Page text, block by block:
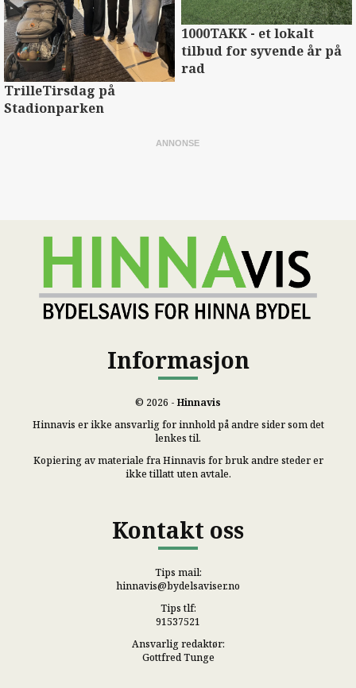
TrilleTirsdag på
Stadionparken
1000TAKK - et lokalt
tilbud for syvende år på
rad
Informasjon
© 2026 - Hinnavis
Hinnavis er ikke ansvarlig for innhold på andre sider som det
lenkes til.
Kopiering av materiale fra Hinnavis for bruk andre steder er
ikke tillatt uten avtale.
Kontakt oss
Tips mail:
hinnavis@bydelsaviser.no
Tips tlf:
91537521
Ansvarlig redaktør:
Gottfred Tunge